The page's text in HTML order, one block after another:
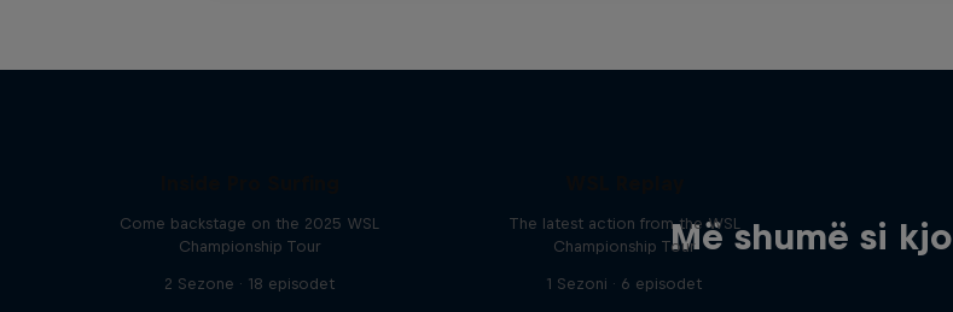
Më shumë si kjo
Come backstage on the 2025 WSL
Championship Tour
2 Sezone · 18 episodet
The latest action from the WSL
Championship Tour
1 Sezoni · 6 episodet